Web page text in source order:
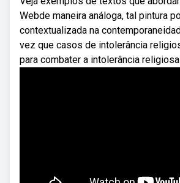
Webde maneira análoga, tal pintura
contextualizada na
vez que casos de intolerância
para combater a intolerância